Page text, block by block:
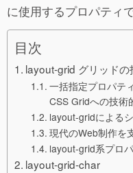
に使用するプロパティで
目次
layout-grid グリッドの
一括指定プロパテ
CSS Gridへの技術
layout-gridによる
現代のWeb制作を
layout-grid系プロ
layout-grid-char